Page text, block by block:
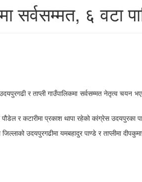
६ वटा
र ताप्ली गाउँपालिकमा सर्वसम्मत नेतृत्व
पौडेल र कटारीमा प्रकाश थापा रहेको कांग्रेस उदयपुरका
उदयपुरगढीमा यमबहादुर पाण्डे र ताप्लीमा